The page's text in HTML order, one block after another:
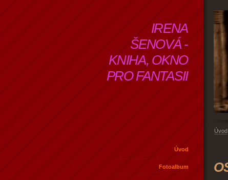
IRENA
ŠENOVÁ -
KNIHA, OKNO
PRO FANTASII
Úvod
Fotoalbum
Úvod